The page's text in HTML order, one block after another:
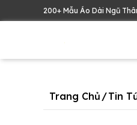
200+ Mẫu Áo Dài Ngũ
Trang Chủ /Tin